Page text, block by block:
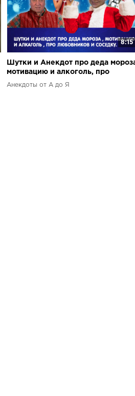
8:15
Шутки и Анекдот про деда
мотивацию и алкоголь, про
любовников и соседку | Анекдоты
Анекдоты от А до Я